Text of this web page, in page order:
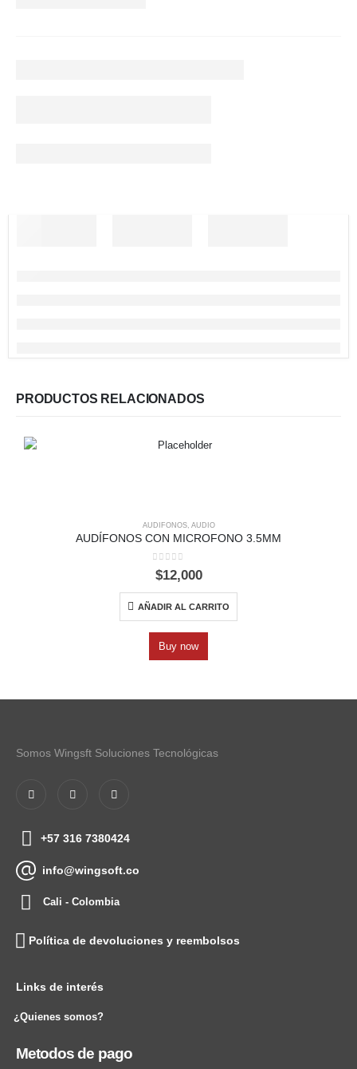
PRODUCTOS RELACIONADOS
AUDIFONOS, AUDIO
AUDÍFONOS CON MICROFONO 3.5MM
0out of 5
$12,000
AÑADIR AL CARRITO
Buy now
Somos Wingsft Soluciones Tecnológicas
+57 316 7380424
info@wingsoft.co
Cali - Colombia
Política de devoluciones y reembolsos
Links de interés
¿Quienes somos?
Metodos de pago